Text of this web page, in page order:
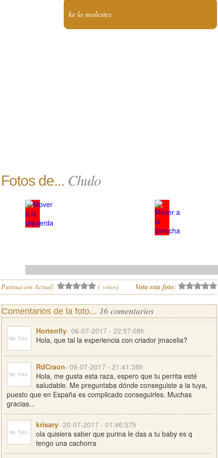
ke lo molestes
Fotos de... Chulo
Puntuación Actual: ( votos) Vota esta foto:
Comentarios de la foto... 16 comentarios
Hortenfly- 06-07-2017 - 22:57:08h
Hola, que tal la experiencia con criador jmacelia?
RdCraon- 09-07-2017 - 21:41:38h
Hola, me gusta esta raza, espero que tu perrita esté
saludable. Me preguntaba dónde conseguiste a la tuya,
puesto que en España es complicado conseguirles. Muchas
gracias...
krisary- 20-07-2017 - 01:46:57h
ola quisiera saber que purina le das a tu baby es q
tengo una cachorra